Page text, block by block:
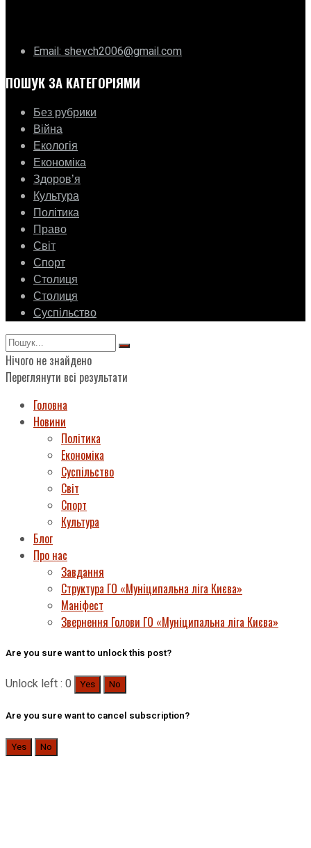
Email: shevch2006@gmail.com
ПОШУК ЗА КАТЕГОРІЯМИ
Без рубрики
Війна
Екологія
Економіка
Здоровʼя
Культура
Політика
Право
Світ
Спорт
Столиця
Столиця
Суспільство
Нічого не знайдено
Переглянути всі результати
Головна
Новини
Політика
Економіка
Суспільство
Світ
Спорт
Культура
Блог
Про нас
Завдання
Структура ГО «Муніципальна ліга Києва»
Маніфест
Звернення Голови ГО «Муніципальна ліга Києва»
Are you sure want to unlock this post?
Unlock left : 0 Yes No
Are you sure want to cancel subscription?
Yes No